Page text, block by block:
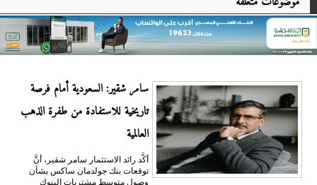
سامر شقير: السعودية أمام فرصة
تاريخية للاستفادة من طفرة الذهب
العالمية
أكَّد رائد الاستثمار سامر شقير، أنَّ
توقعات بنك جولدمان ساكس بشأن
وصول متوسط مشتريات البنوك